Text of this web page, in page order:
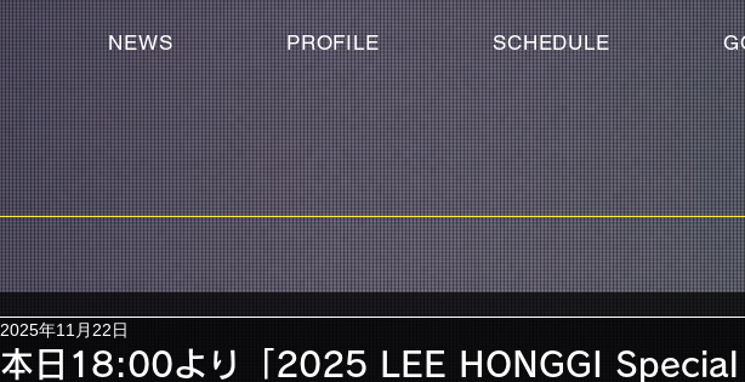
NEWS PROFILE SCHEDULE
本日18:00より「2025 LEE HONGGI Special
2025年11月22日